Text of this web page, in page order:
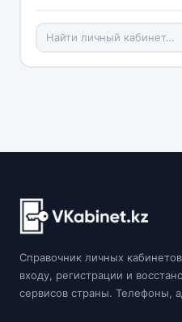
Справочник личных
входу, регистрации и
сервисов страны. Телефоны,